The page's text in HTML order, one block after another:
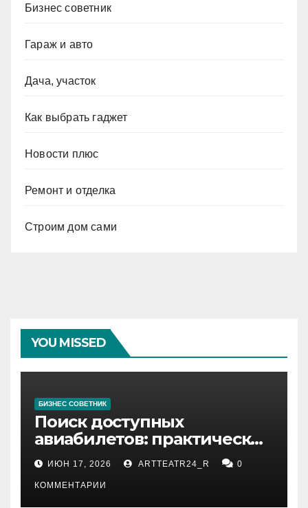
Бизнес советник
Гараж и авто
Дача, участок
Как выбрать гаджет
Новости плюс
Ремонт и отделка
Строим дом сами
YOU MISSED
БИЗНЕС СОВЕТНИК
Поиск доступных
авиабилетов: практические
рекомендации
ИЮН 17, 2026 ARTTEATR24_R 0
КОММЕНТАРИИ